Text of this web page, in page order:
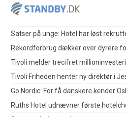
Satser på unge: Hotel har løst
Rekordforbrug dækker over dyrere
Tivoli melder trecifret
Tivoli Friheden henter ny direktør i
Go Nordic: For få danskere kender
Ruths Hotel udnævner første